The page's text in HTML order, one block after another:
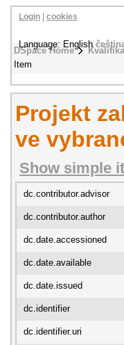
DSpace Home
Item
Login cookies
Language: English
Projekt
ve
Show simple
dc.contributor.advisor
dc.contributor.author
dc.date.accessioned
dc.date.available
dc.date.issued
dc.identifier
dc.identifier.uri